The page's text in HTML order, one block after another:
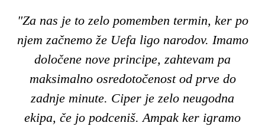
"Za nas je to zelo pomemben termin, ker po
njem začnemo že Uefa ligo narodov. Imamo
določene nove principe, zahtevam pa
maksimalno osredotočenost od prve do
zadnje minute. Ciper je zelo neugodna
ekipa, če jo podceniš. Ampak ker igramo